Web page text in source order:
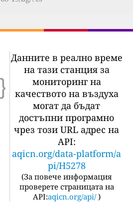
Данните в реално време
на тази станция за
мониторинг на
качеството на въздуха
могат да бъдат
достъпни програмно
чрез този URL адрес на
API:
aqicn.org/data-platform/a
pi/H5278
(За повече информация
проверете страницата на
API:aqicn.org/api/ )